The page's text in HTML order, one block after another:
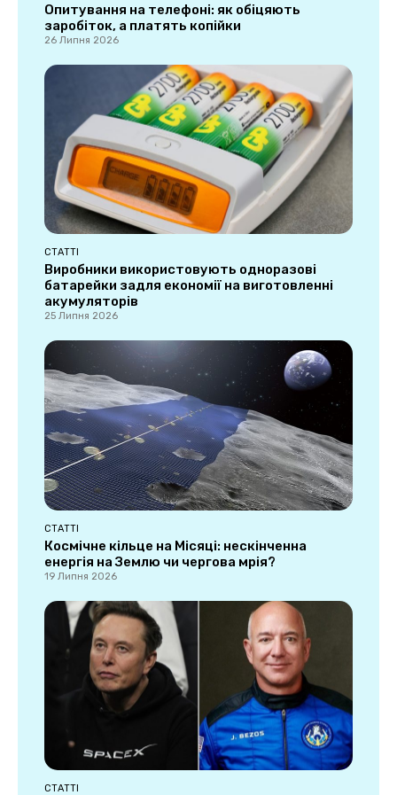
Опитування на телефоні: як обіцяють
заробіток, а платять копійки
26 Липня 2026
СТАТТІ
Виробники використовують одноразові
батарейки задля економії на виготовленні
акумуляторів
25 Липня 2026
СТАТТІ
Космічне кільце на Місяці: нескінченна
енергія на Землю чи чергова мрія?
19 Липня 2026
СТАТТІ